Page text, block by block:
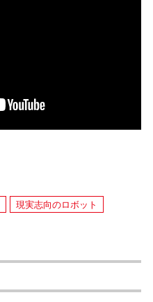
現実志向のロボット